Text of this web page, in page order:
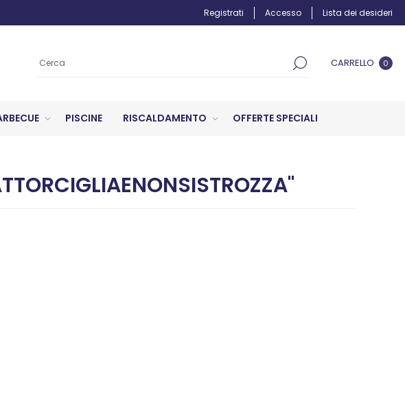
Registrati Accesso Lista dei desideri
CARRELLO 0
PISCINE RISCALDAMENTO OFFERTE SPECIALI